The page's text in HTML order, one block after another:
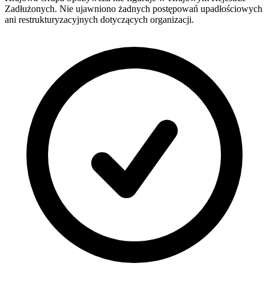
Zadłużonych. Nie ujawniono żadnych postępowań upadłościowych
ani restrukturyzacyjnych dotyczących organizacji.